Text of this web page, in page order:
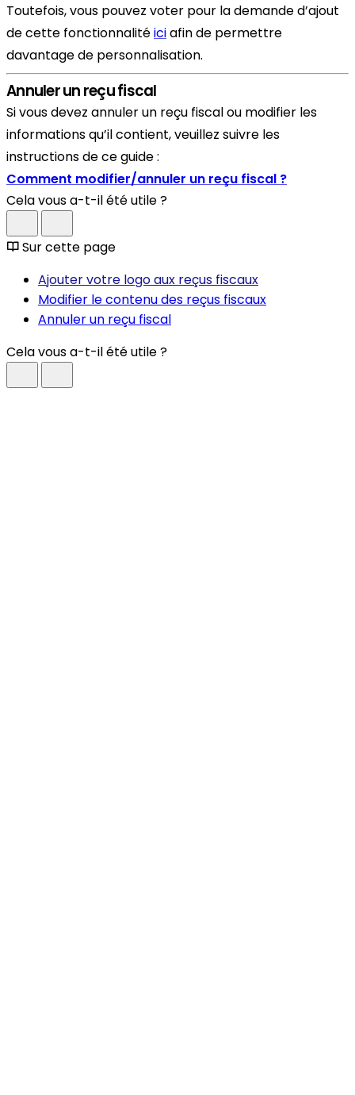
Toutefois, vous pouvez voter pour la demande d’ajout
de cette fonctionnalitéiciafin de permettre
davantage de personnalisation.
Annuler un reçu fiscal
Si vous devez annuler un reçu fiscal ou modifier les
informations qu’il contient, veuillez suivre les
instructions de ce guide :
Comment modifier/annuler un reçu fiscal ?
Cela vous a-t-il été utile ?
Sur cette page
Ajouter votre logo aux reçus fiscaux
Modifier le contenu des reçus fiscaux
Annuler un reçu fiscal
Cela vous a-t-il été utile ?